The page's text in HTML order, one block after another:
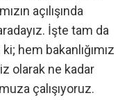
açılışında
İşte tam da
hem bakanlığımız
olarak ne kadar
çalışıyoruz.